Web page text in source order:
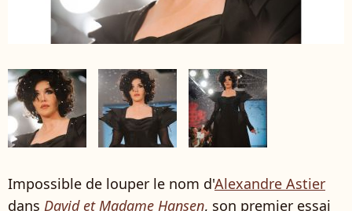
Impossible de louper le nom d'Alexandre Astier
dans David et Madame Hansen, son premier essai